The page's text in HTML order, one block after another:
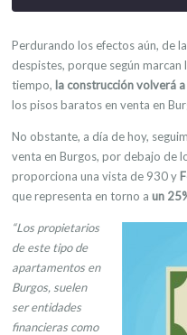
Perdurando los efectos aún, de
despistes, porque según
tiempo, la construcción volverá
los pisos baratos en venta en
No obstante, a día de hoy,
venta en Burgos, por debajo de
proporciona una vista de 930 y
que representa en torno a un
“Los propietarios
de este tipo de
apartamentos en
Burgos, suelen
ser entidades
financieras como